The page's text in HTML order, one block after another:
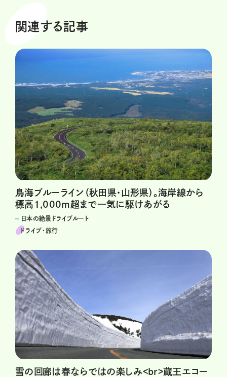
関連する記事
鳥海ブルーライン（秋田県・山形県）。海岸線から
標高1,000m超まで一気に駆けあがる
日本の絶景ドライブルート
ドライブ･旅行
雪の回廊は春ならではの楽しみ<br>蔵王エコー